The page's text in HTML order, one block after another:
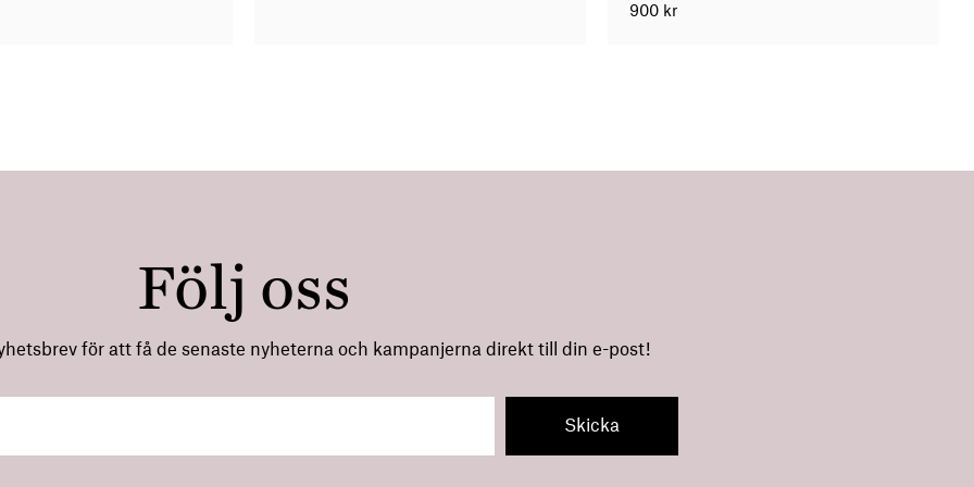
900 kr
Följ oss
för att få de senaste nyheterna och kampanjerna direkt till din e-post!